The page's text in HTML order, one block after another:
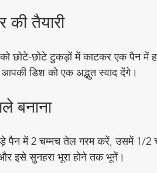
की तैयारी
को छोटे-छोटे टुकड़ों में काटकर एक पैन में
डिश को एक अद्भुत स्वाद देंगे।
बनाना
पैन में 2 चम्मच तेल गरम करें, उसमें 1/2
इसे सुनहरा भूरा होने तक भूनें।